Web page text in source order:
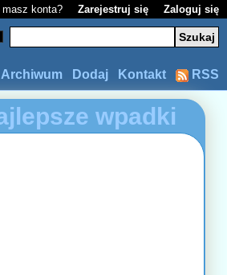
masz konta? Zarejestruj się Zaloguj się
RSS
Kontakt
Dodaj
Archiwum
wpadki